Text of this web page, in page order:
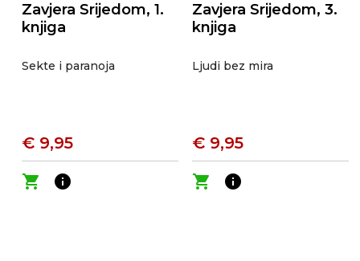
Zavjera Srijedom, 1.
knjiga
Sekte i paranoja
€ 9,95
shopping_cart
info
Zavjera Srijedom, 3.
knjiga
Ljudi bez mira
€ 9,95
shopping_cart
info